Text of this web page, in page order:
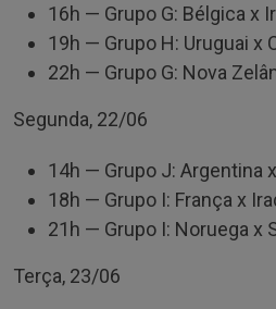
16h — Grupo G: Bélgica x
19h — Grupo H: Uruguai x
22h — Grupo G: Nova
Segunda, 22/06
14h — Grupo J: Argentina
18h — Grupo I: França x
21h — Grupo I: Noruega x
Terça, 23/06